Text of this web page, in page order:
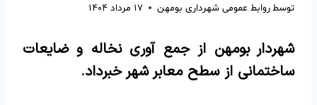
توسطروابط عمومی شهرداری بومهن ۱۷ مرداد ۱۴۰۴
شهردار بومهن از جمع آوری نخاله و ضایعات
ساختمانی از سطح معابر شهر خبرداد.